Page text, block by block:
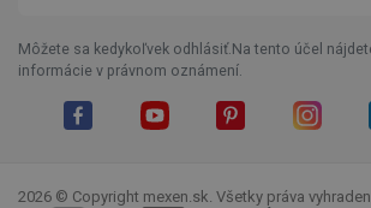
Môžete sa kedykoľvek odhlásiť.Na tento účel
informácie v právnom oznámení.
2026 © Copyright mexen.sk. Všetky práva